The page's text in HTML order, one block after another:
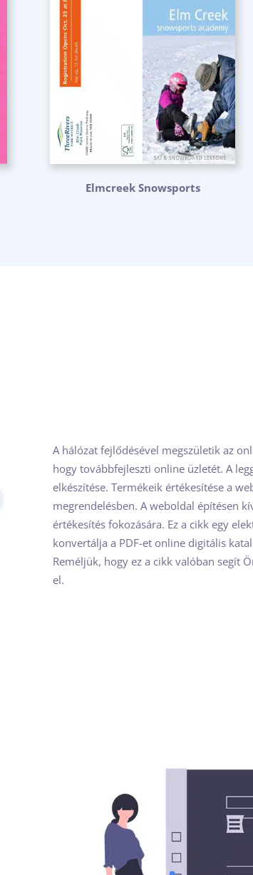
Elmcreek Snowsports
A hálózat fejlődésével megszületik az
hogy továbbfejleszti online üzletét. A
elkészítése. Termékeik értékesítése a
megrendelésben. A weboldal építésen
értékesítés fokozására. Ez a cikk egy
konvertálja a PDF-et online digitális
Reméljük, hogy ez a cikk valóban segít
el.